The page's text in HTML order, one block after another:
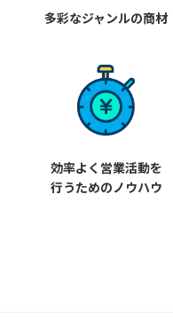
多彩なジャンルの商材
効率よく営業活動を
行うためのノウハウ